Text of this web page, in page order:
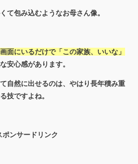
て包み込むようなお母さん像。
画面にいるだけで「この家族、いいな」
安心感があります。
自然に出せるのは、やはり長年積み重
技ですよね。
ポンサードリンク